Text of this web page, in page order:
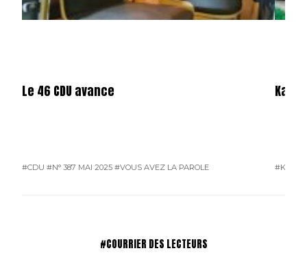
Le 46 CDU avance
#CDU #N° 387 MAI 2025 #VOUS AVEZ LA PAROLE
#COURRIER DES LECTEURS